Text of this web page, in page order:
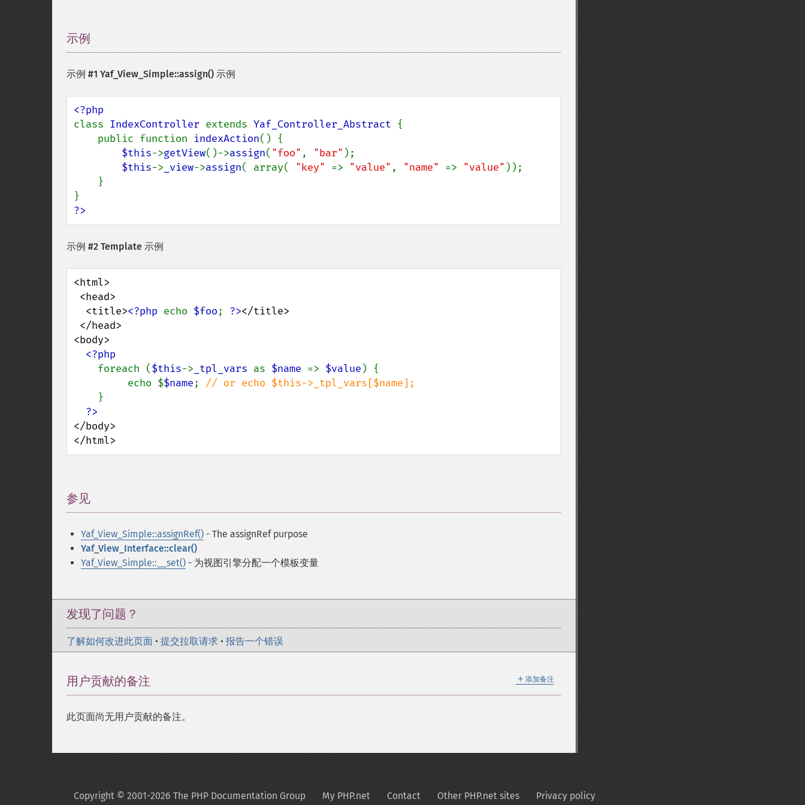
示例
示例 #1 Yaf_View_Simple::assign() 示例
class IndexController extends Yaf_Controller_Abstract {
    public function
indexAction() {
$this->getView()->assign( "foo" , "bar" );
$this-> _view->assign( array( "key" => "value" , "name" => "value" ));
?>
示例 #2 Template 示例
<html>
  <title>
<?php echo $foo; ?></title>
<body>
<?php
foreach ($this-> _tpl_vars as $name => $value ) {
         echo $
$name; // or echo $this->_tpl_vars[$name];
}
</body>
</html>
参见
Yaf_View_Simple::assignRef() - The assignRef purpose
Yaf_View_Interface::clear()
Yaf_View_Simple::__set() - 为视图引擎分配一个模板变量
发现了问题？
了解如何改进此页面 • 提交拉取请求 • 报告一个错误
＋ 添加备注
用户贡献的备注
此页面尚无用户贡献的备注。
Copyright © 2001-2026 The PHP Documentation Group My PHP.net Contact Other PHP.net sites Privacy policy